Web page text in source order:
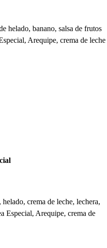
helado, banano, salsa de frutos
Arequipe, crema de leche
crema de leche, lechera,
Especial, Arequipe, crema de